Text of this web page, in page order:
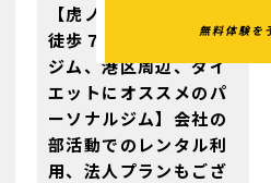
無料体験を
【虎ノ門ヒルズ駅から
徒歩７分のパーソナル
ジム、港区周辺、ダイ
エットにオススメのパ
ーソナルジム】会社の
部活動でのレンタル利
用、法人プランもござ